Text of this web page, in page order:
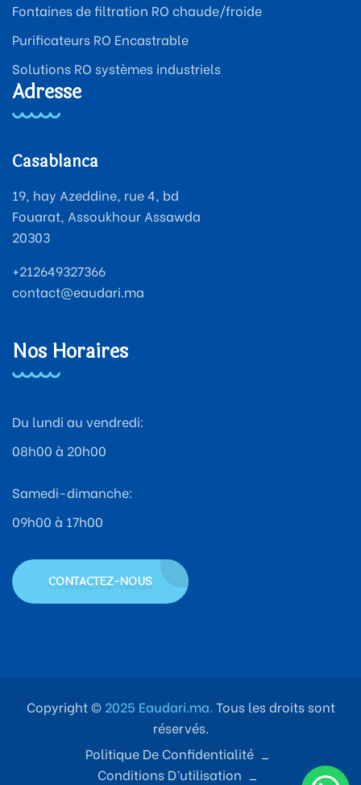
Fontaines de filtration RO chaude/froide
Purificateurs RO Encastrable
Solutions RO systèmes industriels
Adresse
Casablanca
19, hay Azeddine, rue 4, bd
Fouarat, Assoukhour Assawda
20303
+212649327366
contact@eaudari.ma
Nos Horaires
Du lundi au vendredi:
08h00 à 20h00
Samedi-dimanche:
09h00 à 17h00
CONTACTEZ-NOUS
Copyright ©2025 Eaudari.ma. Tous les droits sont
réservés.
Politique De Confidentialité
Conditions D’utilisation